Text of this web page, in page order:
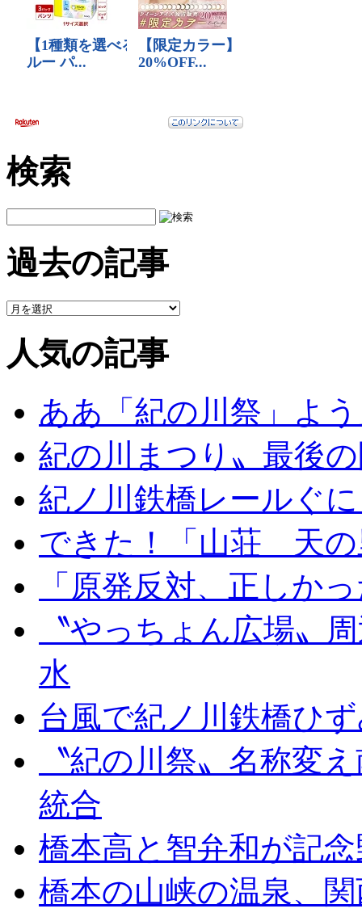
検索
過去の記事
人気の記事
ああ「紀の川祭」よ
紀の川まつり〟最後
紀ノ川鉄橋レールぐ
できた！「山荘 天の
「原発反対、正しか
〝やっちょん広場〟
水
台風で紀ノ川鉄橋ひ
〝紀の川祭〟名称変
統合
橋本高と智弁和が記
橋本の山峡の温泉、